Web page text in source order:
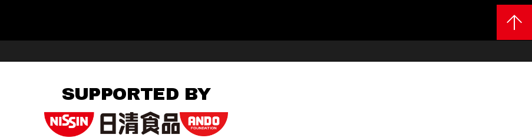
SUPPORTED BY